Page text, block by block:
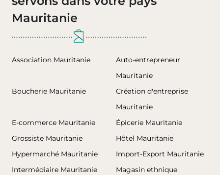
Mauritanie
Association Mauritanie
Auto-entrepreneur
Mauritanie
Boucherie Mauritanie
Création d'entreprise
Mauritanie
E-commerce Mauritanie
Épicerie Mauritanie
Grossiste Mauritanie
Hôtel Mauritanie
Hypermarché Mauritanie
Import-Export Mauritanie
Intermédiaire Mauritanie
Magasin ethnique